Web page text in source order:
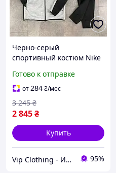
Черно-серый
спортивный костюм Nike
Демисезонные костюмы
Найк для мужчин,
Универсальный комплект
для бега
Готово к отправке
от284₴/мес
2 845₴
3 245 ₴
Купить
Vip Clothing - Интернет магазин брендовой одежды 95%